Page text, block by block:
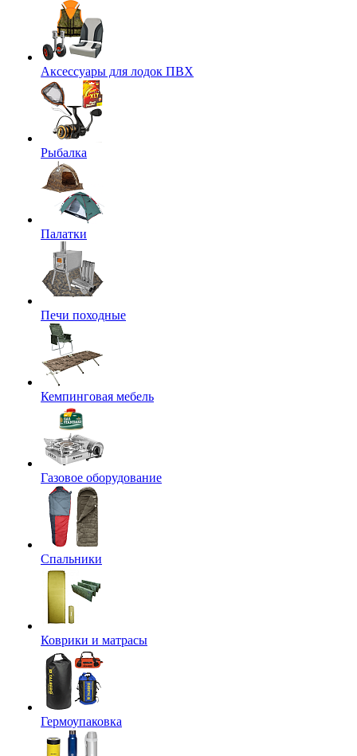
Аксессуары для лодок ПВХ
Рыбалка
Палатки
Печи походные
Кемпинговая мебель
Газовое оборудование
Спальники
Коврики и матрасы
Гермоупаковка